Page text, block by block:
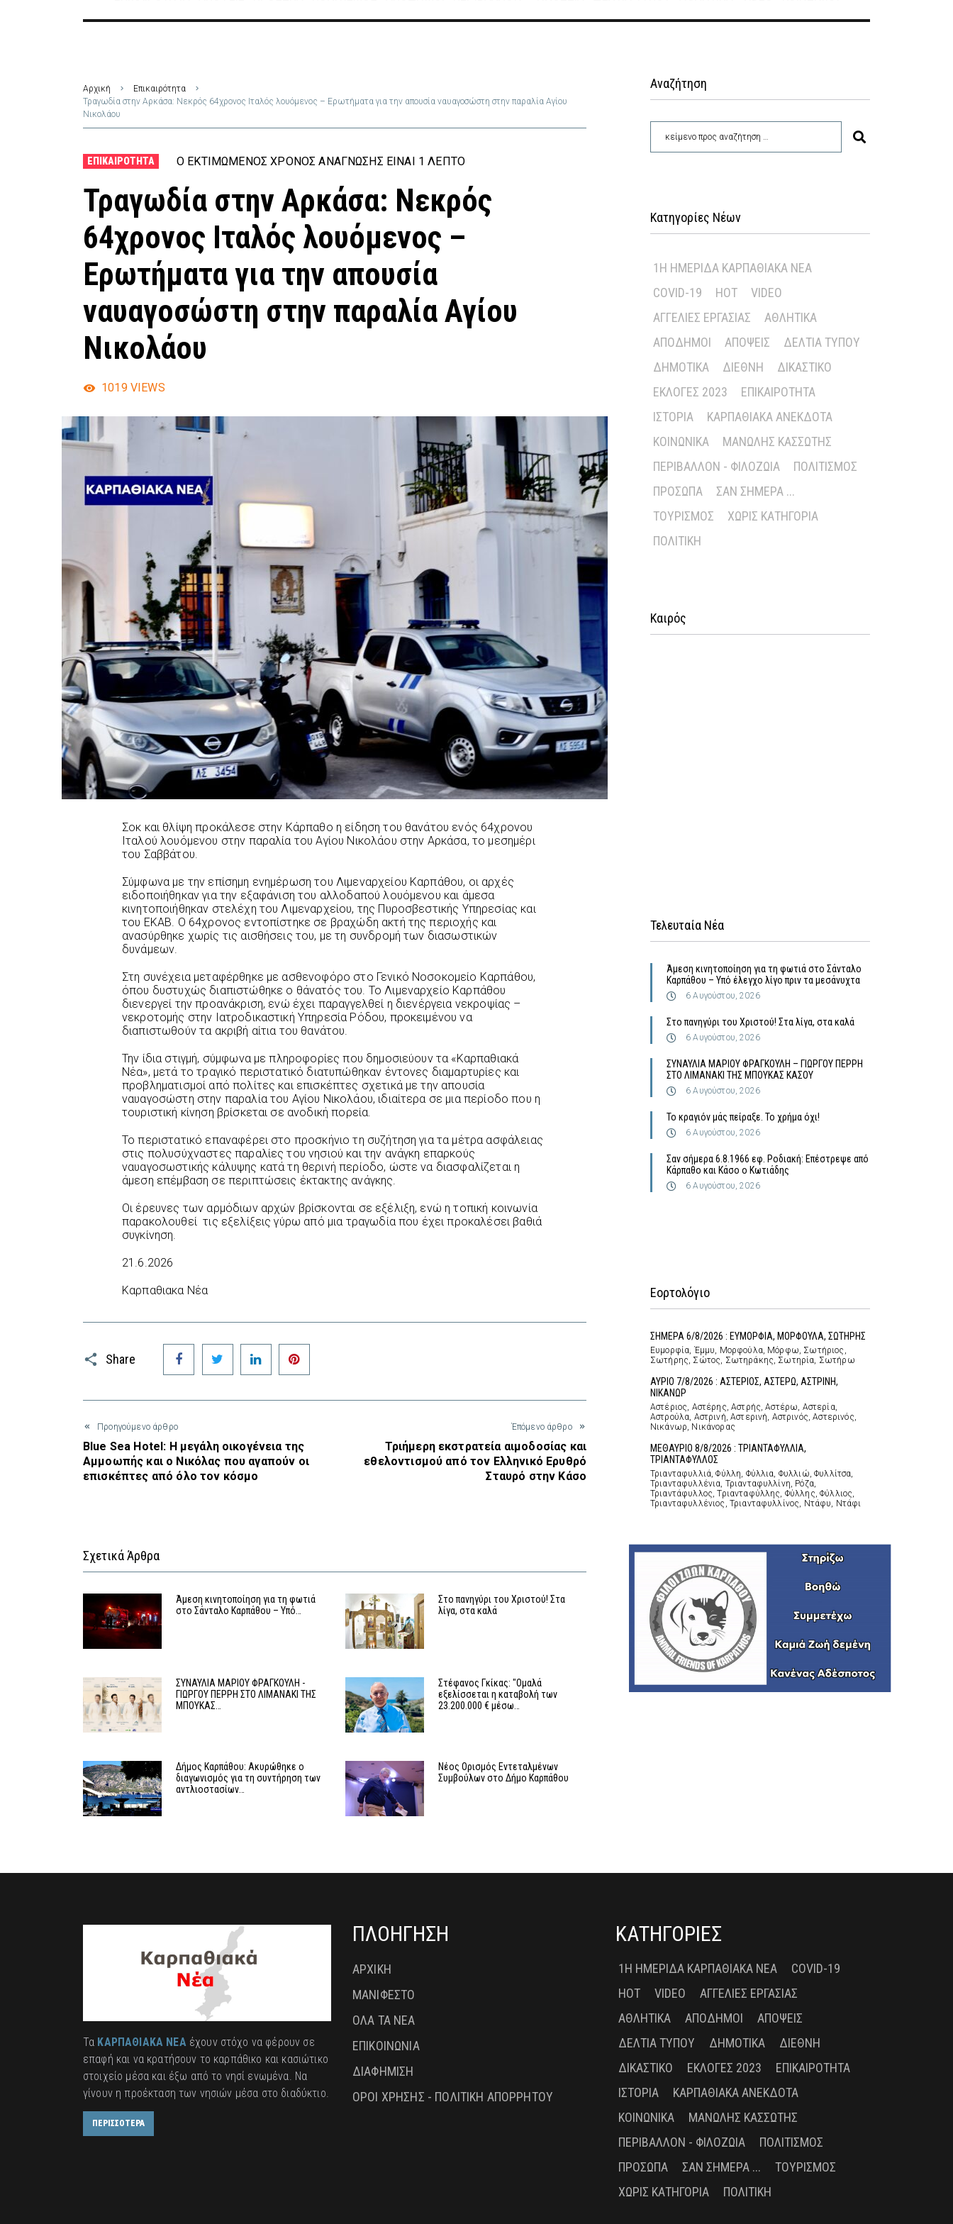
Αρχική
Επικαιρότητα
Τραγωδία στην Αρκάσα: Νεκρός 64χρονος Ιταλός λουόμενος – Ερωτήματα για την απουσία ναυαγοσώστη στην παραλία Αγίου
Νικολάου
ΕΠΙΚΑΙΡΌΤΗΤΑ Ο ΕΚΤΙΜΏΜΕΝΟΣ ΧΡΌΝΟΣ ΑΝΆΓΝΩΣΗΣ ΕΊΝΑΙ 1 ΛΕΠΤΌ
Τραγωδία στην Αρκάσα: Νεκρός
64χρονος Ιταλός λουόμενος –
Ερωτήματα για την απουσία
ναυαγοσώστη στην παραλία Αγίου
Νικολάου
1019 VIEWS
Σοκ και θλίψη προκάλεσε στην Κάρπαθο η είδηση του θανάτου ενός 64χρονου
Ιταλού λουόμενου στην παραλία του Αγίου Νικολάου στην Αρκάσα, το μεσημέρι
του Σαββάτου.
Σύμφωνα με την επίσημη ενημέρωση του Λιμεναρχείου Καρπάθου, οι αρχές
ειδοποιήθηκαν για την εξαφάνιση του αλλοδαπού λουόμενου και άμεσα
κινητοποιήθηκαν στελέχη του Λιμεναρχείου, της Πυροσβεστικής Υπηρεσίας και
του ΕΚΑΒ. Ο 64χρονος εντοπίστηκε σε βραχώδη ακτή της περιοχής και
ανασύρθηκε χωρίς τις αισθήσεις του, με τη συνδρομή των διασωστικών
δυνάμεων.
Στη συνέχεια μεταφέρθηκε με ασθενοφόρο στο Γενικό Νοσοκομείο Καρπάθου,
όπου δυστυχώς διαπιστώθηκε ο θάνατός του. Το Λιμεναρχείο Καρπάθου
διενεργεί την προανάκριση, ενώ έχει παραγγελθεί η διενέργεια νεκροψίας –
νεκροτομής στην Ιατροδικαστική Υπηρεσία Ρόδου, προκειμένου να
διαπιστωθούν τα ακριβή αίτια του θανάτου.
Την ίδια στιγμή, σύμφωνα με πληροφορίες που δημοσιεύουν τα «Καρπαθιακά
Νέα», μετά το τραγικό περιστατικό διατυπώθηκαν έντονες διαμαρτυρίες και
προβληματισμοί από πολίτες και επισκέπτες σχετικά με την απουσία
ναυαγοσώστη στην παραλία του Αγίου Νικολάου, ιδιαίτερα σε μια περίοδο που η
τουριστική κίνηση βρίσκεται σε ανοδική πορεία.
Το περιστατικό επαναφέρει στο προσκήνιο τη συζήτηση για τα μέτρα ασφάλειας
στις πολυσύχναστες παραλίες του νησιού και την ανάγκη επαρκούς
ναυαγοσωστικής κάλυψης κατά τη θερινή περίοδο, ώστε να διασφαλίζεται η
άμεση επέμβαση σε περιπτώσεις έκτακτης ανάγκης.
Οι έρευνες των αρμόδιων αρχών βρίσκονται σε εξέλιξη, ενώ η τοπική κοινωνία
παρακολουθεί τις εξελίξεις γύρω από μια τραγωδία που έχει προκαλέσει βαθιά
συγκίνηση.
21.6.2026
Καρπαθιακα Νέα
Share
Facebook Twitter LinkedIn
Προηγούμενο άρθρο
Blue Sea Hotel: Η μεγάλη οικογένεια της
Αμμοωπής και ο Νικόλας που αγαπούν οι
επισκέπτες από όλο τον κόσμο
Έπόμενο άρθρο
Τριήμερη εκστρατεία αιμοδοσίας και
εθελοντισμού από τον Ελληνικό Ερυθρό
Σταυρό στην Κάσο
Σχετικά Άρθρα
Άμεση κινητοποίηση για τη φωτιά
στο Σάνταλο Καρπάθου – Υπό…
Στο πανηγύρι του Χριστού! Στα
λίγα, στα καλά
ΣΥΝΑΥΛΙΑ ΜΑΡΙΟΥ ΦΡΑΓΚΟΥΛΗ -
ΓΙΩΡΓΟΥ ΠΕΡΡΗ ΣΤΟ ΛΙΜΑΝΑΚΙ ΤΗΣ
ΜΠΟΥΚΑΣ…
Στέφανος Γκίκας: "Ομαλά
εξελίσσεται η καταβολή των
23.200.000 € μέσω…
Δήμος Καρπάθου: Ακυρώθηκε ο
διαγωνισμός για τη συντήρηση των
αντλιοστασίων…
Νέος Ορισμός Εντεταλμένων
Συμβούλων στο Δήμο Καρπάθου
Αναζήτηση
Κατηγορίες Νέων
1Η ΗΜΕΡΊΔΑ ΚΑΡΠΑΘΙΑΚΆ ΝΈΑ
COVID-19
HOT
VIDEO
ΑΓΓΕΛΊΕΣ ΕΡΓΑΣΊΑΣ
ΑΘΛΗΤΙΚΆ
ΑΠΌΔΗΜΟΙ
ΑΠΌΨΕΙΣ
ΔΕΛΤΊΑ ΤΎΠΟΥ
ΔΗΜΟΤΙΚΆ
ΔΙΕΘΝΉ
ΔΙΚΑΣΤΙΚΌ
ΕΚΛΟΓΈΣ 2023
ΕΠΙΚΑΙΡΌΤΗΤΑ
ΙΣΤΟΡΊΑ
ΚΑΡΠΑΘΙΑΚΆ ΑΝΈΚΔΟΤΑ
ΚΟΙΝΩΝΙΚΆ
ΜΑΝΏΛΗΣ ΚΑΣΣΏΤΗΣ
ΠΕΡΙΒΆΛΛΟΝ - ΦΙΛΟΖΩΊΑ
ΠΟΛΙΤΙΣΜΌΣ
ΠΡΌΣΩΠΑ
ΣΑΝ ΣΉΜΕΡΑ ...
ΤΟΥΡΙΣΜΌΣ
ΧΩΡΊΣ ΚΑΤΗΓΟΡΊΑ
ΠΟΛΙΤΙΚΉ
Καιρός
Τελευταία Νέα
Άμεση κινητοποίηση για τη φωτιά στο Σάνταλο
Καρπάθου – Υπό έλεγχο λίγο πριν τα μεσάνυχτα
6 Αυγούστου, 2026
Στο πανηγύρι του Χριστού! Στα λίγα, στα καλά
6 Αυγούστου, 2026
ΣΥΝΑΥΛΙΑ ΜΑΡΙΟΥ ΦΡΑΓΚΟΥΛΗ – ΓΙΩΡΓΟΥ ΠΕΡΡΗ
ΣΤΟ ΛΙΜΑΝΑΚΙ ΤΗΣ ΜΠΟΥΚΑΣ ΚΑΣΟΥ
6 Αυγούστου, 2026
Το κραγιόν μάς πείραξε. Το χρήμα όχι!
6 Αυγούστου, 2026
Σαν σήμερα 6.8.1966 εφ. Ροδιακή: Επέστρεψε από
Κάρπαθο και Κάσο ο Κωτιάδης
6 Αυγούστου, 2026
Εορτολόγιο
ΣΗΜΕΡΑ 6/8/2026 : ΕΥΜΟΡΦΙΑ, ΜΟΡΦΟΥΛΑ, ΣΩΤΗΡΗΣ
Ευμορφία, Έμμυ, Μορφούλα, Μόρφω, Σωτήριος,
Σωτήρης, Σώτος, Σωτηράκης, Σωτηρία, Σωτήρω
ΑΥΡΙΟ 7/8/2026 : ΑΣΤΕΡΙΟΣ, ΑΣΤΕΡΩ, ΑΣΤΡΙΝΗ,
ΝΙΚΑΝΩΡ
Αστέριος, Αστέρης, Αστρής, Αστέρω, Αστερία,
Αστρούλα, Αστρινή, Αστερινή, Αστρινός, Αστερινός,
Νικάνωρ, Νικάνορας
ΜΕΘΑΥΡΙΟ 8/8/2026 : ΤΡΙΑΝΤΑΦΥΛΛΙΑ,
ΤΡΙΑΝΤΑΦΥΛΛΟΣ
Τριανταφυλλιά, Φύλλη, Φύλλια, Φυλλιώ, Φυλλίτσα,
Τριανταφυλλένια, Τριανταφυλλίνη, Ρόζα,
Τριαντάφυλλος, Τριανταφύλλης, Φύλλης, Φύλλιος,
Τριανταφυλλένιος, Τριανταφυλλίνος, Ντάφυ, Ντάφι
Τα ΚΑΡΠΑΘΙΑΚΑ ΝΕΑ έχουν στόχο να φέρουν σε
επαφή και να κρατήσουν το καρπάθικο και κασιώτικο
στοιχείο μέσα και έξω από το νησί ενωμένα. Να
γίνουν η προέκταση των νησιών μέσα στο διαδύκτιο.
ΠΕΡΙΣΣΟΤΕΡΑ
ΠΛΟΗΓΗΣΗ
ΑΡΧΙΚΗ
ΜΑΝΙΦΕΣΤΟ
ΟΛΑ ΤΑ ΝΕΑ
ΕΠΙΚΟΙΝΩΝΙΑ
ΔΙΑΦΗΜΙΣΗ
ΟΡΟΙ ΧΡΗΣΗΣ - ΠΟΛΙΤΙΚΗ ΑΠΟΡΡΗΤΟΥ
ΚΑΤΗΓΟΡΙΕΣ
1Η ΗΜΕΡΊΔΑ ΚΑΡΠΑΘΙΑΚΆ ΝΈΑ
COVID-19
HOT
VIDEO
ΑΓΓΕΛΊΕΣ ΕΡΓΑΣΊΑΣ
ΑΘΛΗΤΙΚΆ
ΑΠΌΔΗΜΟΙ
ΑΠΌΨΕΙΣ
ΔΕΛΤΊΑ ΤΎΠΟΥ
ΔΗΜΟΤΙΚΆ
ΔΙΕΘΝΉ
ΔΙΚΑΣΤΙΚΌ
ΕΚΛΟΓΈΣ 2023
ΕΠΙΚΑΙΡΌΤΗΤΑ
ΙΣΤΟΡΊΑ
ΚΑΡΠΑΘΙΑΚΆ ΑΝΈΚΔΟΤΑ
ΚΟΙΝΩΝΙΚΆ
ΜΑΝΏΛΗΣ ΚΑΣΣΏΤΗΣ
ΠΕΡΙΒΆΛΛΟΝ - ΦΙΛΟΖΩΊΑ
ΠΟΛΙΤΙΣΜΌΣ
ΠΡΌΣΩΠΑ
ΣΑΝ ΣΉΜΕΡΑ ...
ΤΟΥΡΙΣΜΌΣ
ΧΩΡΊΣ ΚΑΤΗΓΟΡΊΑ
ΠΟΛΙΤΙΚΉ